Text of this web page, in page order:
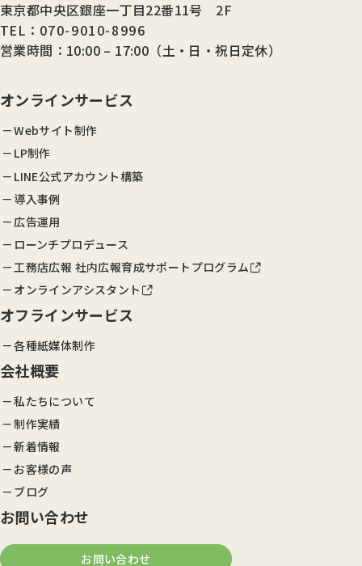
東京都中央区銀座一丁目22番11号 2F
TEL： 070-9010-8996
営業時間：10:00 – 17:00（土・日・祝日定休）
オンラインサービス
Webサイト制作
LP制作
LINE公式アカウント構築
導入事例
広告運用
ローンチプロデュース
工務店広報 社内広報育成サポートプログラム
オンラインアシスタント
オフラインサービス
各種紙媒体制作
会社概要
私たちについて
制作実績
新着情報
お客様の声
ブログ
お問い合わせ
お問い合わせ